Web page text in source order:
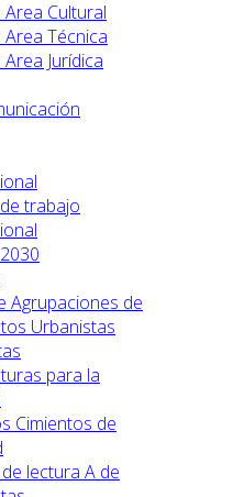
Cultural
Técnica
Jurídica
trabajo
Agrupaciones de
Urbanistas
para la
Cimientos de
lectura A de